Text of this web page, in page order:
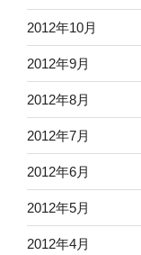
2012年10月
2012年9月
2012年8月
2012年7月
2012年6月
2012年5月
2012年4月